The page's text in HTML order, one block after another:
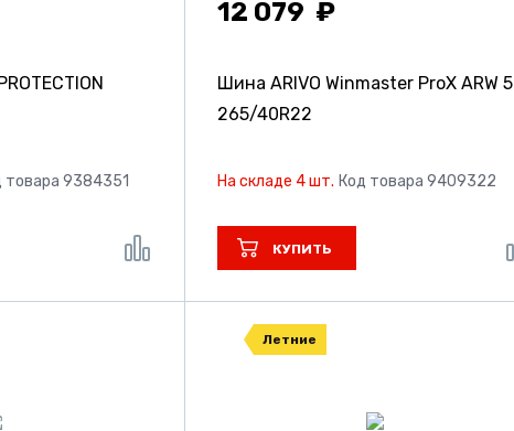
товара 9384351
12 079
Шина ARIVO Winmaster ProX ARW 5
265/40R22
На складе 4 шт. Код товара 9409322
КУПИТЬ
Летние